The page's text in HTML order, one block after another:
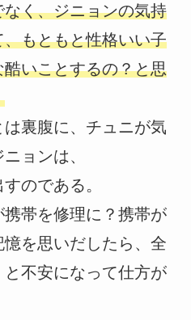
く、ジニョンの気持
もともと性格いい子
いことするの？と思
裏腹に、チュニが気
ョンは、
のである。
帯を修理に？携帯が
を思いだしたら、全
不安になって仕方が